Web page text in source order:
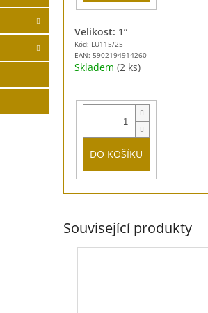
Kód: LU115/25
EAN: 5902194914260
Velikost: 1”
Skladem (2 ks)
DO KOŠÍKU
Související produkty